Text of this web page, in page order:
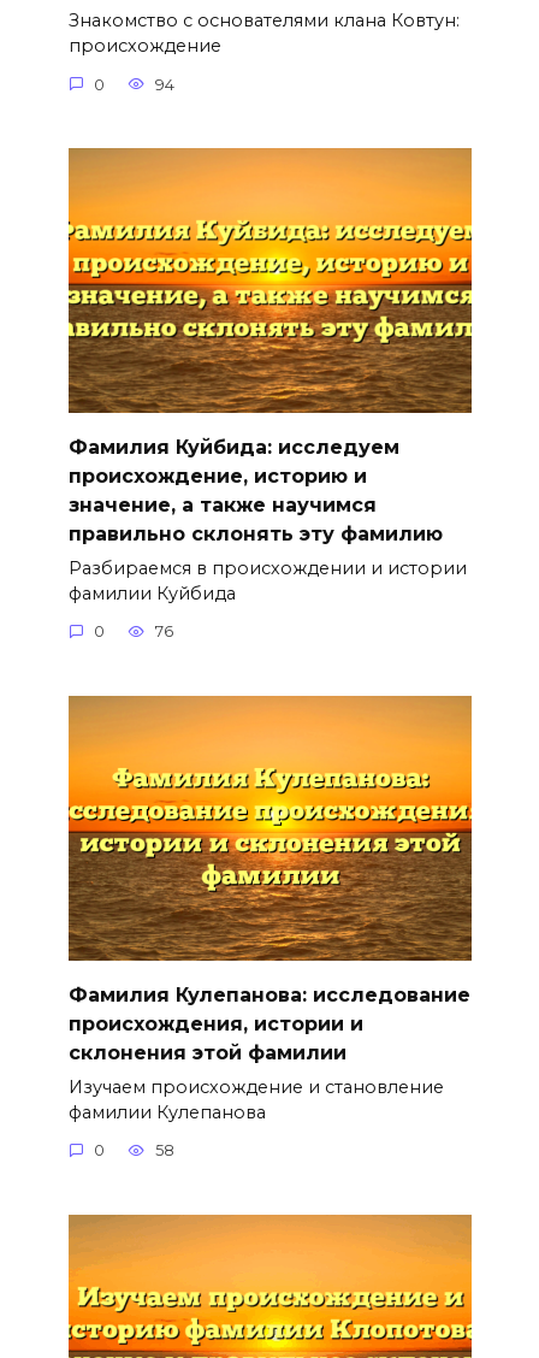
Знакомство с основателями клана Ковтун:
происхождение
0 94
Фамилия Куйбида: исследуем
происхождение, историю и
значение, а также научимся
правильно склонять эту фамилию
Разбираемся в происхождении и истории
фамилии Куйбида
0 76
Фамилия Кулепанова: исследование
происхождения, истории и
склонения этой фамилии
Изучаем происхождение и становление
фамилии Кулепанова
0 58